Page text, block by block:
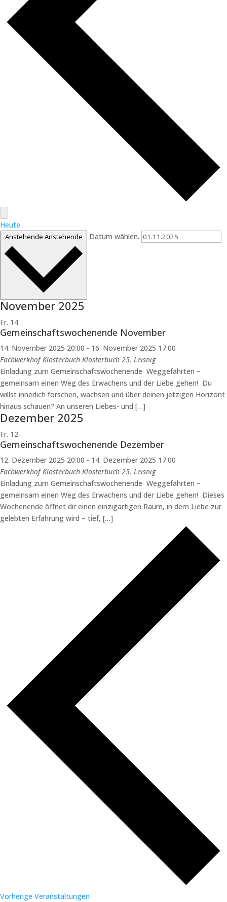
Heute
Anstehende Anstehende Datum wählen.
November 2025
Fr. 14
Gemeinschaftswochenende November
14. November 2025 20:00 - 16. November 2025 17:00
Fachwerkhof Klosterbuch Klosterbuch 25, Leisnig
Einladung zum Gemeinschaftswochenende Weggefährten –
gemeinsam einen Weg des Erwachens und der Liebe gehen! Du
willst innerlich forschen, wachsen und über deinen jetzigen Horizont
hinaus schauen? An unseren Liebes- und […]
Dezember 2025
Fr. 12
Gemeinschaftswochenende Dezember
12. Dezember 2025 20:00 - 14. Dezember 2025 17:00
Fachwerkhof Klosterbuch Klosterbuch 25, Leisnig
Einladung zum Gemeinschaftswochenende Weggefährten –
gemeinsam einen Weg des Erwachens und der Liebe gehen! Dieses
Wochenende öffnet dir einen einzigartigen Raum, in dem Liebe zur
gelebten Erfahrung wird – tief, […]
Vorherige Veranstaltungen